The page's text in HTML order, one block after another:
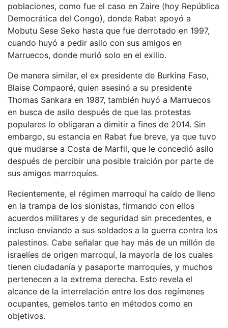
poblaciones, como fue el caso en Zaire (hoy República
Democrática del Congo), donde Rabat apoyó a
Mobutu Sese Seko hasta que fue derrotado en 1997,
cuando huyó a pedir asilo con sus amigos en
Marruecos, donde murió solo en el exilio.
De manera similar, el ex presidente de Burkina Faso,
Blaise Compaoré, quien asesinó a su presidente
Thomas Sankara en 1987, también huyó a Marruecos
en busca de asilo después de que las protestas
populares lo obligaran a dimitir a fines de 2014. Sin
embargo, su estancia en Rabat fue breve, ya que tuvo
que mudarse a Costa de Marfil, que le concedió asilo
después de percibir una posible traición por parte de
sus amigos marroquíes.
Recientemente, el régimen marroquí ha caído de lleno
en la trampa de los sionistas, firmando con ellos
acuerdos militares y de seguridad sin precedentes, e
incluso enviando a sus soldados a la guerra contra los
palestinos. Cabe señalar que hay más de un millón de
israelíes de origen marroquí, la mayoría de los cuales
tienen ciudadanía y pasaporte marroquíes, y muchos
pertenecen a la extrema derecha. Esto revela el
alcance de la interrelación entre los dos regímenes
ocupantes, gemelos tanto en métodos como en
objetivos.